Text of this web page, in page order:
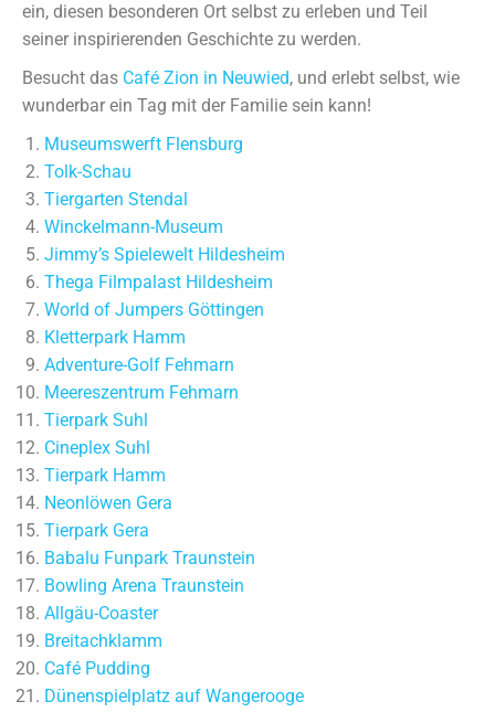
ein, diesen besonderen Ort selbst zu erleben und Teil
seiner inspirierenden Geschichte zu werden.
Besucht das Café Zion in Neuwied, und erlebt selbst, wie
wunderbar ein Tag mit der Familie sein kann!
Museumswerft Flensburg
Tolk-Schau
Tiergarten Stendal
Winckelmann-Museum
Jimmy’s Spielewelt Hildesheim
Thega Filmpalast Hildesheim
World of Jumpers Göttingen
Kletterpark Hamm
Adventure-Golf Fehmarn
Meereszentrum Fehmarn
Tierpark Suhl
Cineplex Suhl
Tierpark Hamm
Neonlöwen Gera
Tierpark Gera
Babalu Funpark Traunstein
Bowling Arena Traunstein
Allgäu-Coaster
Breitachklamm
Café Pudding
Dünenspielplatz auf Wangerooge